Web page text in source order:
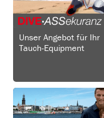
Unser Angebot für Ihr
Tauch-Equipment